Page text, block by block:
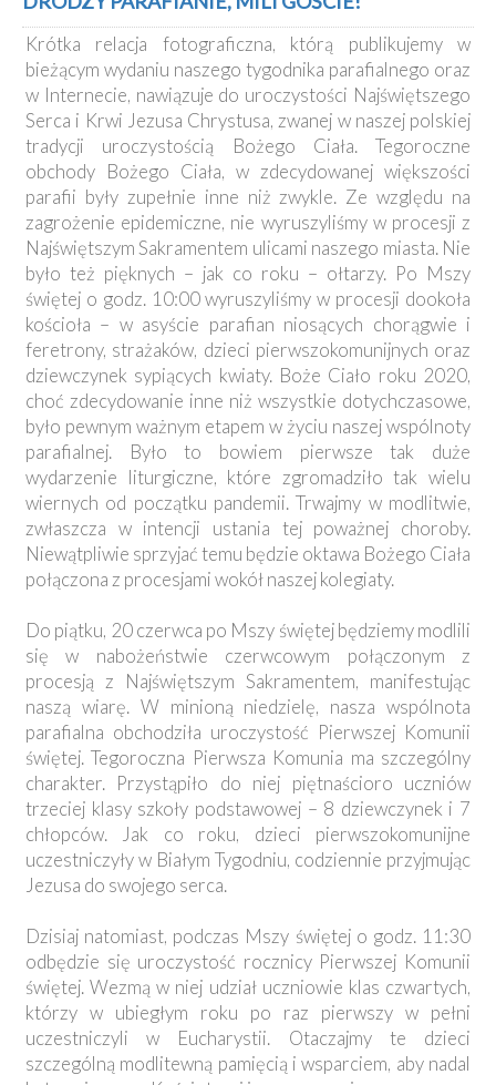
Krótka relacja fotograficzna, którą publikujemy w
bieżącym wydaniu naszego tygodnika parafialnego oraz
w Internecie, nawiązuje do uroczystości Najświętszego
Serca i Krwi Jezusa Chrystusa, zwanej w naszej polskiej
tradycji uroczystością Bożego Ciała. Tegoroczne
obchody Bożego Ciała, w zdecydowanej większości
parafii były zupełnie inne niż zwykle. Ze względu na
zagrożenie epidemiczne, nie wyruszyliśmy w procesji z
Najświętszym Sakramentem ulicami naszego miasta. Nie
było też pięknych – jak co roku – ołtarzy. Po Mszy
świętej o godz. 10:00 wyruszyliśmy w procesji dookoła
kościoła – w asyście parafian niosących chorągwie i
feretrony, strażaków, dzieci pierwszokomunijnych oraz
dziewczynek sypiących kwiaty. Boże Ciało roku 2020,
choć zdecydowanie inne niż wszystkie dotychczasowe,
było pewnym ważnym etapem w życiu naszej wspólnoty
parafialnej. Było to bowiem pierwsze tak duże
wydarzenie liturgiczne, które zgromadziło tak wielu
wiernych od początku pandemii. Trwajmy w modlitwie,
zwłaszcza w intencji ustania tej poważnej choroby.
Niewątpliwie sprzyjać temu będzie oktawa Bożego Ciała
połączona z procesjami wokół naszej kolegiaty.
Do piątku, 20 czerwca po Mszy świętej będziemy modlili
się w nabożeństwie czerwcowym połączonym z
procesją z Najświętszym Sakramentem, manifestując
naszą wiarę. W minioną niedzielę, nasza wspólnota
parafialna obchodziła uroczystość Pierwszej Komunii
świętej. Tegoroczna Pierwsza Komunia ma szczególny
charakter. Przystąpiło do niej piętnaścioro uczniów
trzeciej klasy szkoły podstawowej – 8 dziewczynek i 7
chłopców. Jak co roku, dzieci pierwszokomunijne
uczestniczyły w Białym Tygodniu, codziennie przyjmując
Jezusa do swojego serca.
Dzisiaj natomiast, podczas Mszy świętej o godz. 11:30
odbędzie się uroczystość rocznicy Pierwszej Komunii
świętej. Wezmą w niej udział uczniowie klas czwartych,
którzy w ubiegłym roku po raz pierwszy w pełni
uczestniczyli w Eucharystii. Otaczajmy te dzieci
szczególną modlitewną pamięcią i wsparciem, aby nadal